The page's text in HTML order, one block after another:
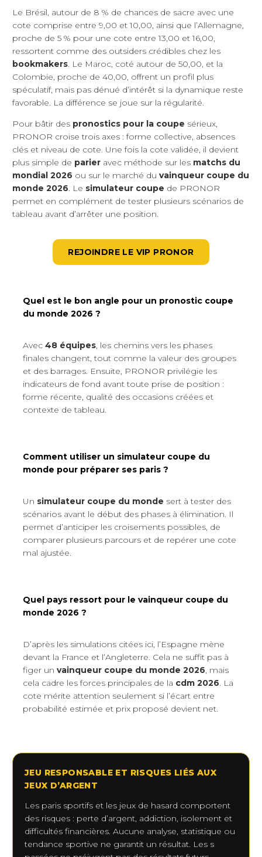
Le Brésil, autour de 8 % de chances de sacre avec une
cote comprise entre 9,00 et 10,00, ainsi que l’Allemagne,
proche de 5 % pour une cote entre 13,00 et 16,00,
ressortent comme des outsiders crédibles chez les
bookmakers. Le Maroc, coté autour de 50,00, et la
Colombie, proche de 40,00, offrent un profil plus
spéculatif, mais pas dénué d’intérêt si la dynamique reste
favorable. La différence se joue sur la régularité.
Pour bâtir des pronostics pour la coupe sérieux,
PRONOR croise trois axes : forme collective, absences
clés et niveau de cote. Une fois la cote validée, il devient
plus simple de parier avec méthode sur les matchs du
mondial 2026 ou sur le marché du vainqueur coupe du
monde 2026. Le simulateur coupe de PRONOR
permet en complément de tester plusieurs scénarios de
tableau avant d’arrêter une position.
REJOINDRE LE VIP PRONOR
Quel est le bon angle pour un pronostic coupe
du monde 2026 ?
Avec 48 équipes, les chemins vers les phases
finales changent, tout comme la valeur des groupes
et des barrages. Ensuite, PRONOR privilégie les
indicateurs de fond avant toute prise de position :
forme récente, qualité des occasions créées et
contexte de tableau.
Comment utiliser un simulateur coupe du
monde pour préparer ses paris ?
Un simulateur coupe du monde sert à tester des
scénarios avant le début des phases à élimination. Il
permet d’anticiper les croisements possibles, de
comparer plusieurs parcours et de repérer une cote
mal ajustée.
Quel pays ressort pour le vainqueur coupe du
monde 2026 ?
D’après les simulations citées ici, l’Espagne mène
devant la France et l’Angleterre. Cela ne suffit pas à
figer un vainqueur coupe du monde 2026, mais
cela cadre les forces principales de la cdm 2026. La
cote mérite attention seulement si l’écart entre
probabilité estimée et prix proposé devient net.
JEU RESPONSABLE ET RISQUES LIÉS AUX
JEUX D’ARGENT
Les paris sportifs et les jeux de hasard comportent
des risques : perte d’argent, addiction, isolement et
difficultés financières. Aucune analyse, statistique ou
tendance sportive ne garantit un résultat. Les s